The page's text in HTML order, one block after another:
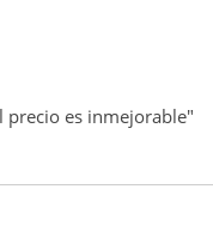
precio es inmejorable"